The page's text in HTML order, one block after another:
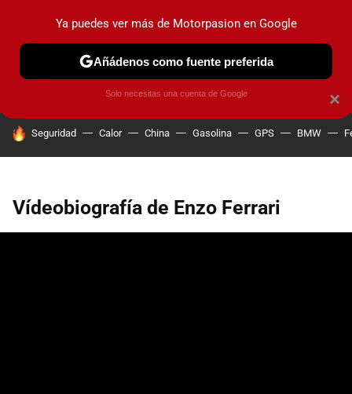
PRUEBAS COCHES ELÉCTRICOS OBSERVATORIO
HOY SE HABLA DE
Seguridad Calor China Gasolina GPS BMW
Vídeobiografía de Enzo Ferrari
×
Ya puedes ver más de Motorpasion en Google
Añádenos como fuente preferida
Solo necesitas una cuenta de Google